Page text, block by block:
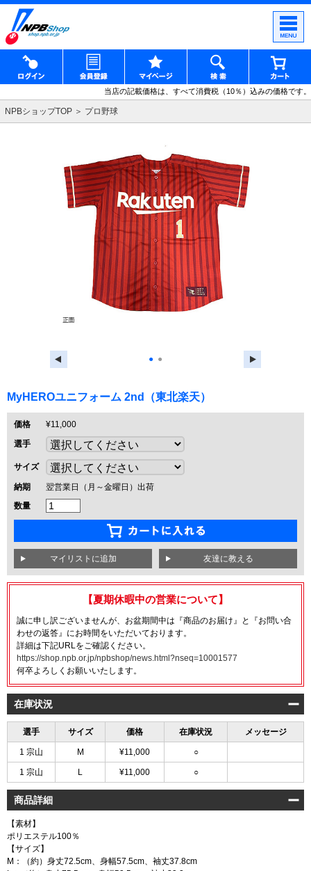
当店の記載価格は、すべて消費税（10％）込みの価格です。
NPBショップTOP プロ野球
● ●
MyHEROユニフォーム 2nd（東北楽天）
価格
¥11,000
選手
サイズ
納期
翌営業日（月～金曜日）出荷
数量
友達に教える
【夏期休暇中の営業について】
誠に申し訳ございませんが、お盆期間中は『商品のお届け』と『お問い合
わせの返答』にお時間をいただいております。
詳細は下記URLをご確認ください。
https://shop.npb.or.jp/npbshop/news.html?nseq=10001577
何卒よろしくお願いいたします。
在庫状況
選手 サイズ 価格 在庫状況 メッセージ
1 宗山 M ¥11,000 ○
1 宗山 L ¥11,000 ○
商品詳細
【素材】
ポリエステル100％
【サイズ】
M：（約）身丈72.5cm、身幅57.5cm、袖丈37.8cm